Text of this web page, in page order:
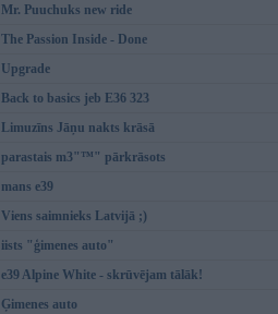
Mr. Puuchuks new ride
The Passion Inside - Done
Upgrade
Back to basics jeb E36 323
Limuzīns Jāņu nakts krāsā
parastais m3"™" pārkrāsots
mans e39
Viens saimnieks Latvijā ;)
iists "ģimenes auto"
e39 Alpine White - skrūvējam tālāk!
Ģimenes auto